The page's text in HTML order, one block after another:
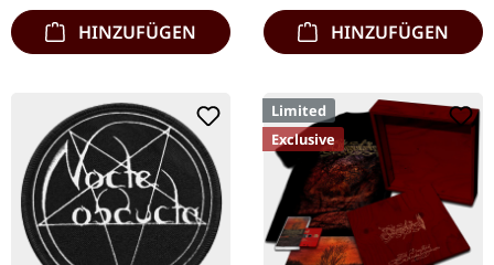
HINZUFÜGEN HINZUFÜGEN
Limited
Exclusive